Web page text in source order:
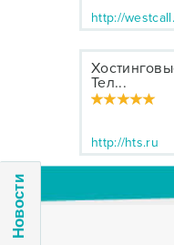
Новости
http://
Тел...
http://hts.ru